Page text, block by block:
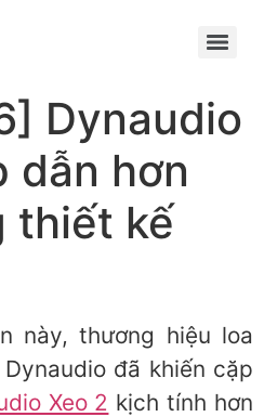
Dynaudio
dẫn hơn
thiết kế
này, thương hiệu loa
đã khiến cặp
Xeo 2 kịch tính hơn